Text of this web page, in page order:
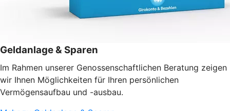
Geldanlage & Sparen
Im Rahmen unserer Genossenschaftlichen Beratung zeigen
wir Ihnen Möglichkeiten für Ihren persönlichen
Vermögensaufbau und -ausbau.